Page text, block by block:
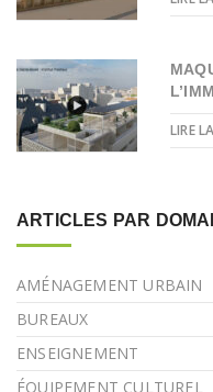
LIRE
ARTICLES PAR
AMÉNAGEMENT URBAIN
BUREAUX
ENSEIGNEMENT
ÉQUIPEMENT CULTUREL